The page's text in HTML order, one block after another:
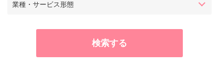
業種・サービス形態